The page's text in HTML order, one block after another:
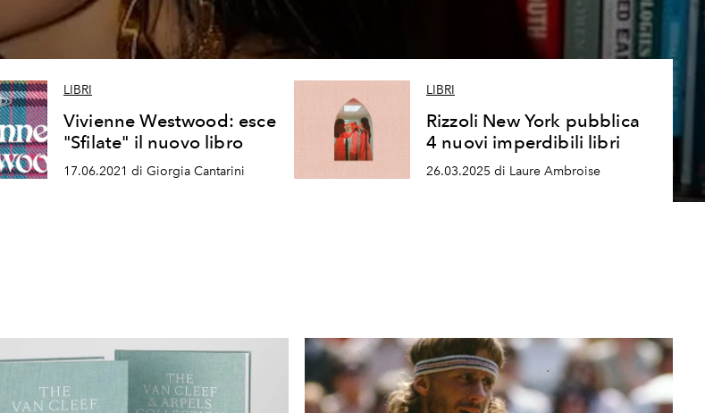
LIBRI
Vivienne Westwood: esce
"Sfilate" il nuovo libro
17.06.2021 di Giorgia Cantarini
LIBRI
Rizzoli New York pubblica
4 nuovi imperdibili libri
26.03.2025 di Laure Ambroise